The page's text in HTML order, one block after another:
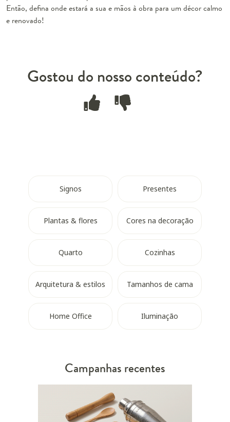
Então, defina onde estará a sua e mãos à obra para um décor calmo
e renovado!
Gostou do nosso conteúdo?
Signos Presentes
Plantas & flores Cores na decoração
Quarto Cozinhas
Arquitetura & estilos Tamanhos de cama
Home Office Iluminação
Campanhas recentes